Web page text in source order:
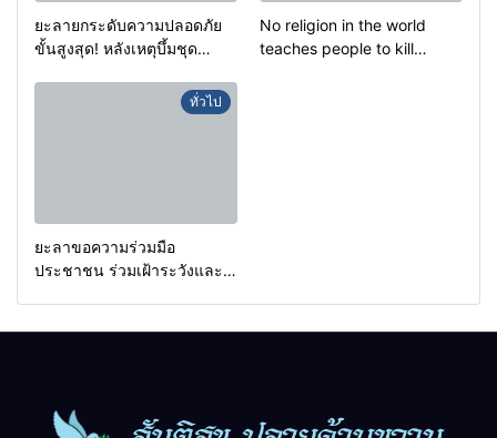
ยะลายกระดับความปลอดภัย
ขั้นสูงสุด! หลังเหตุบึ้มชุด
กรองเตือนเฝ้าระวังแกนนำสั่ง
No religion in the world
teaches people to kill
ทั่วไป
ยะลาขอความร่วมมือ
ประชาชน ร่วมเฝ้าระวังและ